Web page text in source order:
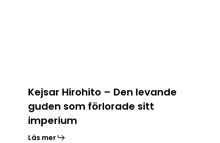
Kejsar Hirohito – Den levande
guden som förlorade sitt
imperium
Läs mer